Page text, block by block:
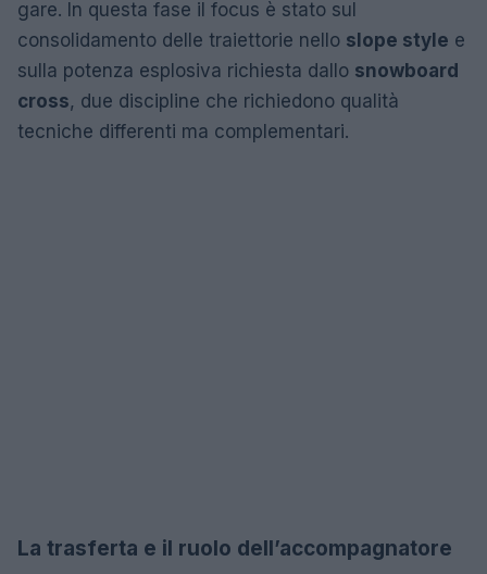
gare. In questa fase il focus è stato sul
consolidamento delle traiettorie nello slope style e
sulla potenza esplosiva richiesta dallo snowboard
cross, due discipline che richiedono qualità
tecniche differenti ma complementari.
La trasferta e il ruolo dell’accompagnatore